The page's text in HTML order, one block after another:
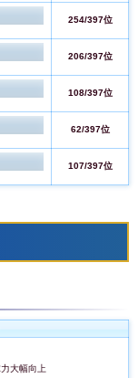
254/397位
206/397位
108/397位
62/397位
107/397位
大幅向上